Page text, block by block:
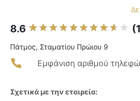
8.6
Πάτμος, Σταματίου Πρώιου 9
Εμφάνιση αριθμού
Σχετικά με την εταιρεία: